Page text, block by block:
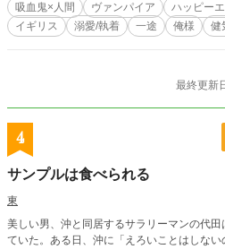
吸血鬼×人間 ヴァンパイア ハッピー
イギリス
溺愛/執着 一途 俺様 健
最終更新
4
サンプルは食べられる
東
美しい男、沖と同居するサラリーマンの代
ていた。ある日、沖に「えろいことはしな